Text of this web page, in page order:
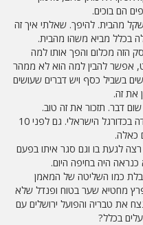
הם בוכים.
מהבית. להיפך. שאלתי איך זה
בכלל מביא משהו מהבית.
הזה מכלום והפך אותו למה
אפשר להבין למה הוא לא ממהר
בשביל כסף ויש דברים שעושים
את זה.
דבר. תזכור את זה טוב.
יענקלה בעלים אדיר, הסטורי בכל קנה מידה בכדורגל הישראלי. גם לפני 10
כאלה.
לגעת בו וגם סגר איתו בפעם
היה בחיפה היום.
כמו השליטה של המאמן
2 אתמול כשפרץ מחטיא שער בטוח ופנדל שלא
את טבריה והפועל ירושלים עם